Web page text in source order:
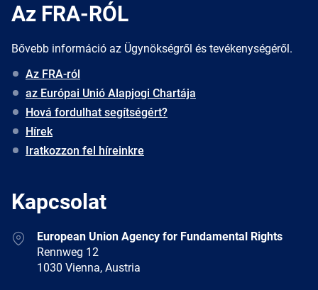
Az FRA-RÓL
Bővebb információ az Ügynökségről és tevékenységéről.
Az FRA-ról
az Európai Unió Alapjogi Chartája
Hová fordulhat segítségért?
Hírek
Iratkozzon fel híreinkre
Kapcsolat
AddressEuropean Union Agency for Fundamental Rights
Rennweg 12
1030 Vienna, Austria